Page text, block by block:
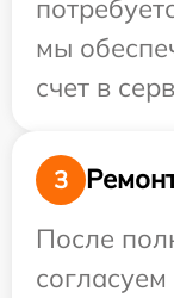
мы
счет в
3
После